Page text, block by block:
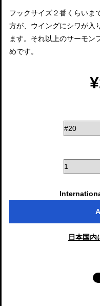
フックサイズ２番くらいま
方が、ウイングにシワが入
ます。それ以上のサーモン
めです。
日本国内